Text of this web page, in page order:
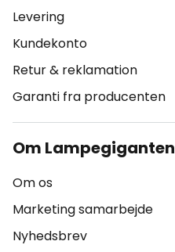
Levering
Kundekonto
Retur & reklamation
Garanti fra producenten
Om Lampegiganten
Om os
Marketing samarbejde
Nyhedsbrev